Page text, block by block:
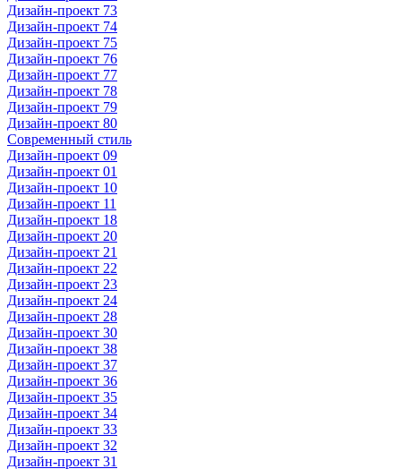
Дизайн-проект 73
Дизайн-проект 74
Дизайн-проект 75
Дизайн-проект 76
Дизайн-проект 77
Дизайн-проект 78
Дизайн-проект 79
Дизайн-проект 80
Современный стиль
Дизайн-проект 09
Дизайн-проект 01
Дизайн-проект 10
Дизайн-проект 11
Дизайн-проект 18
Дизайн-проект 20
Дизайн-проект 21
Дизайн-проект 22
Дизайн-проект 23
Дизайн-проект 24
Дизайн-проект 28
Дизайн-проект 30
Дизайн-проект 38
Дизайн-проект 37
Дизайн-проект 36
Дизайн-проект 35
Дизайн-проект 34
Дизайн-проект 33
Дизайн-проект 32
Дизайн-проект 31